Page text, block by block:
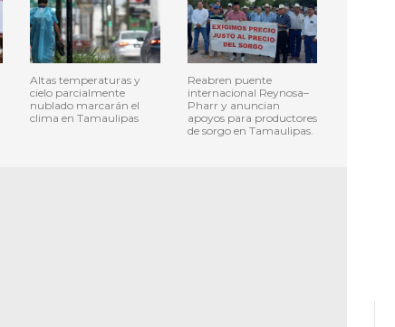
Altas temperaturas y
cielo parcialmente
nublado marcarán el
clima en Tamaulipas
Reabren puente
internacional Reynosa–
Pharr y anuncian
apoyos para productores
de sorgo en Tamaulipas.